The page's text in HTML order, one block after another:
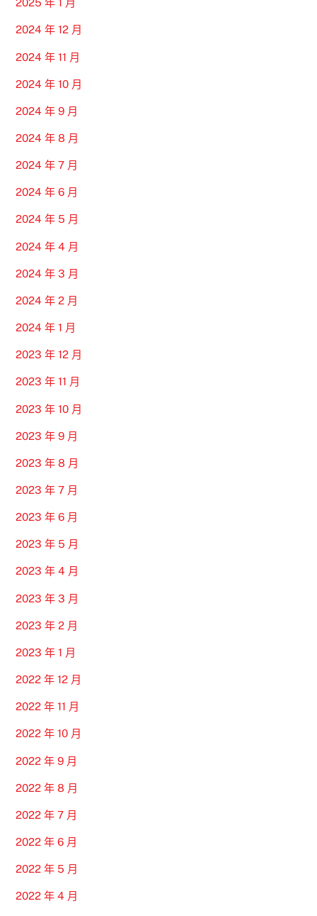
2025 年 1 月
2024 年 12 月
2024 年 11 月
2024 年 10 月
2024 年 9 月
2024 年 8 月
2024 年 7 月
2024 年 6 月
2024 年 5 月
2024 年 4 月
2024 年 3 月
2024 年 2 月
2024 年 1 月
2023 年 12 月
2023 年 11 月
2023 年 10 月
2023 年 9 月
2023 年 8 月
2023 年 7 月
2023 年 6 月
2023 年 5 月
2023 年 4 月
2023 年 3 月
2023 年 2 月
2023 年 1 月
2022 年 12 月
2022 年 11 月
2022 年 10 月
2022 年 9 月
2022 年 8 月
2022 年 7 月
2022 年 6 月
2022 年 5 月
2022 年 4 月